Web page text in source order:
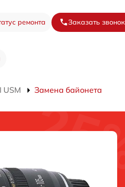
ремонта Заказать звонок
USM Замена байонета